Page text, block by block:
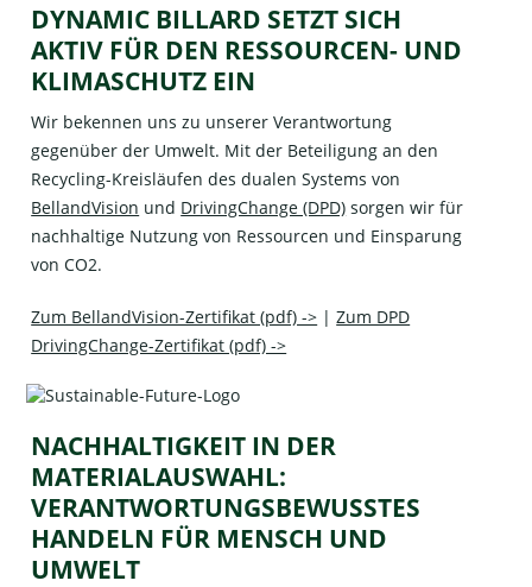
DYNAMIC BILLARD SETZT SICH
AKTIV FÜR DEN RESSOURCEN- UND
KLIMASCHUTZ EIN
Wir bekennen uns zu unserer Verantwortung
gegenüber der Umwelt. Mit der Beteiligung an den
Recycling-Kreisläufen des dualen Systems von
BellandVision und DrivingChange (DPD) sorgen wir für
nachhaltige Nutzung von Ressourcen und Einsparung
von CO2.
Zum BellandVision-Zertifikat (pdf) -> |Zum DPD
DrivingChange-Zertifikat (pdf) ->
NACHHALTIGKEIT IN DER
MATERIALAUSWAHL:
VERANTWORTUNGSBEWUSSTES
HANDELN FÜR MENSCH UND
UMWELT